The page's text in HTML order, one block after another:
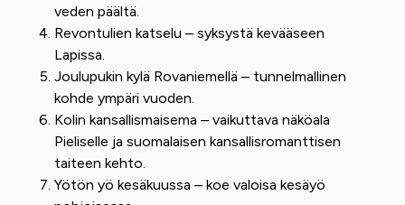
veden päältä.
Revontulien katselu – syksystä kevääseen
Lapissa.
Joulupukin kylä Rovaniemellä – tunnelmallinen
kohde ympäri vuoden.
Kolin kansallismaisema – vaikuttava näköala
Pieliselle ja suomalaisen kansallisromanttisen
taiteen kehto.
Yötön yö kesäkuussa – koe valoisa kesäyö